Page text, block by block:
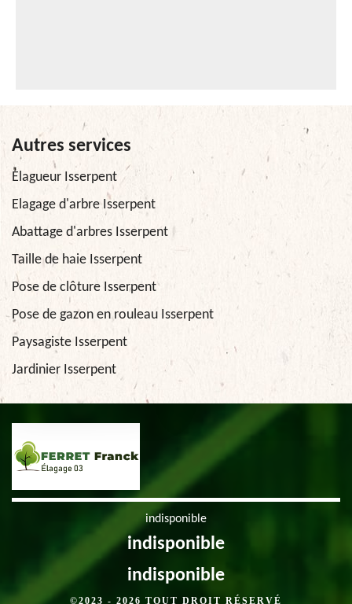
Autres services
Elagueur Isserpent
Elagage d'arbre Isserpent
Abattage d'arbres Isserpent
Taille de haie Isserpent
Pose de clôture Isserpent
Pose de gazon en rouleau Isserpent
Paysagiste Isserpent
Jardinier Isserpent
indisponible
indisponible
indisponible
©2023 - 2026 TOUT DROIT RÉSERVÉ